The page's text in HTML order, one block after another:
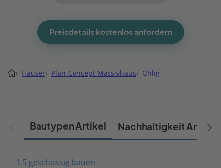
Preisdetails kostenlos anfordern
› Häuser› Plan-Concept Massivhaus› Ohlig
Bautypen Artikel Nachhaltigkeit Artikel
1,5 geschossig bauen